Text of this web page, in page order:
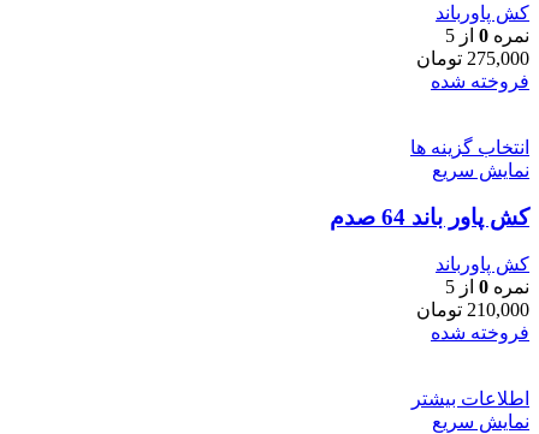
کش پاورباند
نمره 0 از 5
275,000 تومان
فروخته شده
انتخاب گزینه ها
نمایش سریع
کش پاور باند 64 صدم
کش پاورباند
نمره 0 از 5
210,000 تومان
فروخته شده
اطلاعات بیشتر
نمایش سریع